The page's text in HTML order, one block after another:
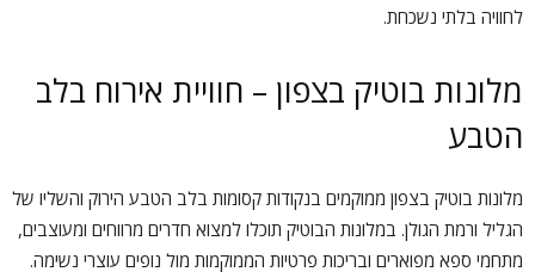
לחוויה בלתי נשכחת.
מלונות בוטיק בצפון – חוויית אירוח בלב
הטבע
מלונות בוטיק בצפון ממוקמים בנקודות קסומות בלב הטבע הירוק והשליו של
הגליל ורמת הגולן. במלונות הבוטיק תוכלו למצוא חדרים מרווחים ומעוצבים,
מתחמי ספא מפוארים ובריכות פרטיות הממוקמות מול נופים עוצרי נשימה.